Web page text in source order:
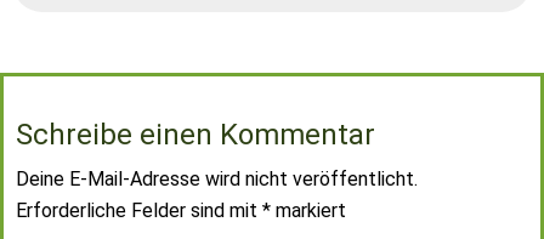
Schreibe einen Kommentar
Deine E-Mail-Adresse wird nicht veröffentlicht.
Erforderliche Felder sind mit * markiert